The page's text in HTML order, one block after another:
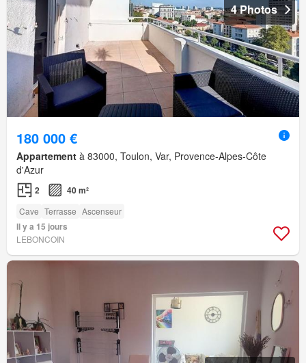
4 Photos
180 000 €
Appartement à 83000, Toulon, Var, Provence-Alpes-Côte
d'Azur
2 40 m²
Cave Terrasse Ascenseur
Il y a 15 jours
LEBONCOIN